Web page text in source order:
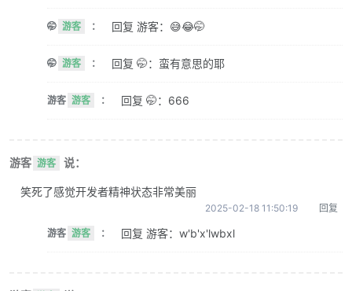
🤭 游客 ： 回复 游客：😅😂🤭
🤭 游客 ： 回复 🤭：蛮有意思的耶
游客 游客 ： 回复 🤭：666
游客 游客 说：
笑死了感觉开发者精神状态非常美丽
2025-02-18 11:50:19 回复
游客 游客 ： 回复 游客：w'b'x'lwbxl